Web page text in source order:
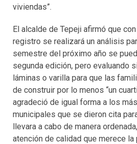
viviendas”.
El alcalde de Tepeji afirmó que
registro se realizará un análisis
semestre del próximo año se
segunda edición, pero evaluando
láminas o varilla para que las
de construir por lo menos “un
agradeció de igual forma a los
municipales que se dieron cita
llevara a cabo de manera
atención de calidad que merece la